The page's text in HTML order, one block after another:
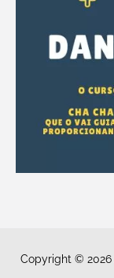
Copyright © 2026